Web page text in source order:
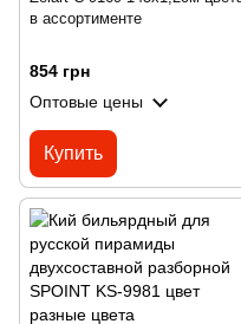
в ассортименте
854 грн
Оптовые цены
Купить